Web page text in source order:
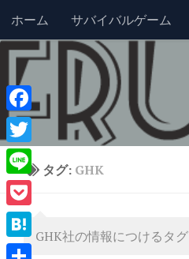
コンテンツへスキップ
ホーム サバイバルゲーム
タグ: GHK
GHK社の情報につけるタグ
Facebook
Twitter
Line
Pocket
Hatena